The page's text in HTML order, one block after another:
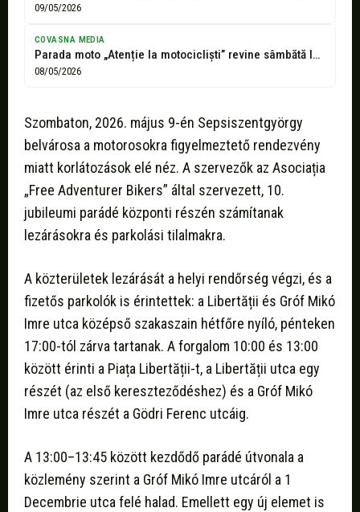
09/05/2026
COVASNA MEDIA
Parada moto „Atenție la motocicliști” revine sâmbătă la Sfântu Gheorghe, cu demonstrații...
08/05/2026
Szombaton, 2026. május 9-én Sepsiszentgyörgy
belvárosa a motorosokra figyelmeztető rendezvény
miatt korlátozások elé néz. A szervezők az Asociația
„Free Adventurer Bikers” által szervezett, 10.
jubileumi parádé központi részén számítanak
lezárásokra és parkolási tilalmakra.
A közterületek lezárását a helyi rendőrség végzi, és a
fizetős parkolók is érintettek: a Libertății és Gróf Mikó
Imre utca középső szakaszain hétfőre nyíló, pénteken
17:00-tól zárva tartanak. A forgalom 10:00 és 13:00
között érinti a Piața Libertății-t, a Libertății utca egy
részét (az első kereszteződéshez) és a Gróf Mikó
Imre utca részét a Gödri Ferenc utcáig.
A 13:00–13:45 között kezdődő parádé útvonala a
közlemény szerint a Gróf Mikó Imre utcáról a 1
Decembrie utca felé halad. Emellett egy új elemet is